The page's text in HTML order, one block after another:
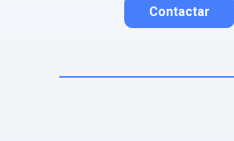
Contactar